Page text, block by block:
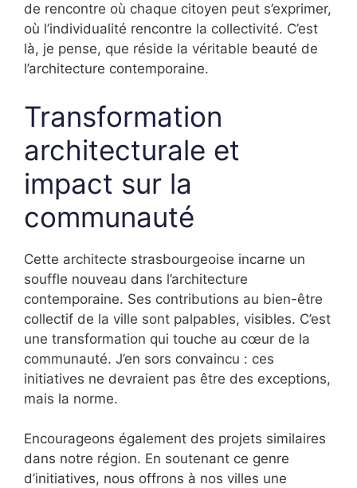
de rencontre où chaque citoyen peut s’exprimer,
où l’individualité rencontre la collectivité. C’est
là, je pense, que réside la véritable beauté de
l’architecture contemporaine.
Transformation
architecturale et
impact sur la
communauté
Cette architecte strasbourgeoise incarne un
souffle nouveau dans l’architecture
contemporaine. Ses contributions au bien-être
collectif de la ville sont palpables, visibles. C’est
une transformation qui touche au cœur de la
communauté. J’en sors convaincu : ces
initiatives ne devraient pas être des exceptions,
mais la norme.
Encourageons également des projets similaires
dans notre région. En soutenant ce genre
d’initiatives, nous offrons à nos villes une